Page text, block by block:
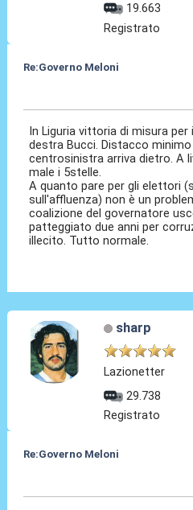
19.663
Registrato
Re:Governo Meloni
In Liguria vittoria di misura
destra Bucci. Distacco minimo
centrosinistra arriva dietro. A
male i 5stelle.
A quanto pare per gli elettori
sull'affluenza) non è un
coalizione del governatore
patteggiato due anni per
illecito. Tutto normale.
sharp
Lazionetter
29.738
Registrato
Re:Governo Meloni